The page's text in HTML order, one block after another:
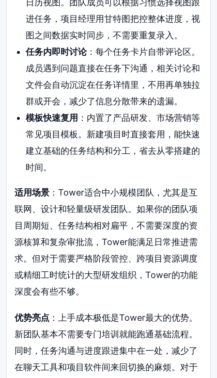
日历视图。团队成员可以根据习惯选择视图跟
进任务，项目经理用甘特图把控整体进度，视
图之间数据实时同步，不需要重复录入。
任务内即时讨论：每个任务卡片自带评论区。
成员遇到问题直接在任务下沟通，相关讨论和
文件会自动沉淀在任务详情里，不用再单独拉
群或开会，减少了信息分散带来的遗漏。
模板快速复用 ：内置了产品研发、市场营销等
常见项目模板。新建项目时直接套用，能快速
建立基础的任务结构和分工，省去从零搭建的
时间。
适用场景 ：Tower适合中小规模团队，尤其是互
联网、设计和轻量级研发团队。如果你的团队项
目周期短、任务结构相对扁平，不需要深度的资
源核算和复杂审批流，Tower能满足日常推进需
求。但对于需要严格阶段管控、跨项目资源调度
或精细工时统计的大型研发组织，Tower的功能
深度会有些不够。
优势亮点 ：上手成本极低是Tower最大的优势。
新团队基本不需要专门培训就能跑通基础流程。
同时，任务沟通与进度跟进集中在一处，减少了
在聊天工具和项目软件间来回切换的麻烦。对于